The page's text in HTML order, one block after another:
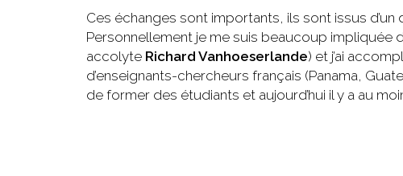
Ces échanges sont importants, ils sont issus d’un
Personnellement je me suis beaucoup
accolyte Richard Vanhoeserlande) et j’ai
d’enseignants-chercheurs français (Panama,
de former des étudiants et aujourd’hui il y a au